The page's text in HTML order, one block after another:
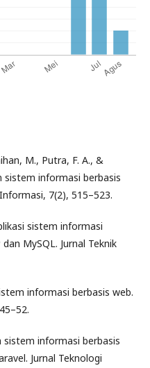
M., Putra, F. A., &
sistem informasi berbasis
7(2), 515–523.
sistem informasi
MySQL. Jurnal Teknik
informasi berbasis web.
sistem informasi berbasis
Jurnal Teknologi